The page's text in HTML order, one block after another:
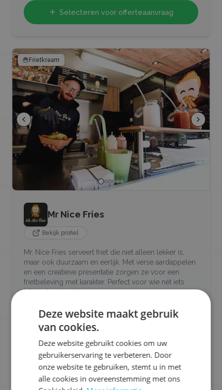
Selecteren voor offerteaanvraag
🍟Frietkraam
Mr Nice Fries
Bekijk profiel
Mr. Nice Fries serveert friet die niet alleen lekker is,
maar ook duurzaam en eerlijk. Met verse aardappelen
en een creatieve presentatie zorgen ze voor een
frietbeleving met karakter. Perfect voor wie nét iets
bijzonders zoekt.
Ons aanbod:
Friet 🍔Hamburgers
Selecteren voor offerteaanvraag
Deze website maakt gebruik
van cookies.
Deze website gebruikt cookies om uw
gebruikerservaring te verbeteren. Door
onze website te gebruiken, stemt u in met
alle cookies in overeenstemming met ons